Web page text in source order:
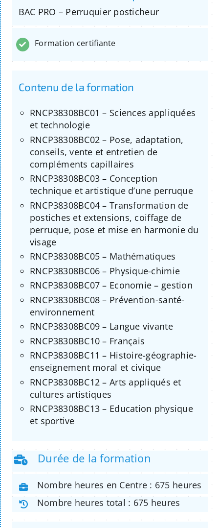
BAC PRO – Perruquier posticheur
Formation certifiante
Contenu de la formation
RNCP38308BC01 – Sciences appliquées
et technologie
RNCP38308BC02 – Pose, adaptation,
conseils, vente et entretien de
compléments capillaires
RNCP38308BC03 – Conception
technique et artistique d’une perruque
RNCP38308BC04 – Transformation de
postiches et extensions, coiffage de
perruque, pose et mise en harmonie du
visage
RNCP38308BC05 – Mathématiques
RNCP38308BC06 – Physique-chimie
RNCP38308BC07 – Economie – gestion
RNCP38308BC08 – Prévention-santé-
environnement
RNCP38308BC09 – Langue vivante
RNCP38308BC10 – Français
RNCP38308BC11 – Histoire-géographie-
enseignement moral et civique
RNCP38308BC12 – Arts appliqués et
cultures artistiques
RNCP38308BC13 – Education physique
et sportive
Durée de la formation
Nombre heures en Centre : 675 heures
Nombre heures total : 675 heures